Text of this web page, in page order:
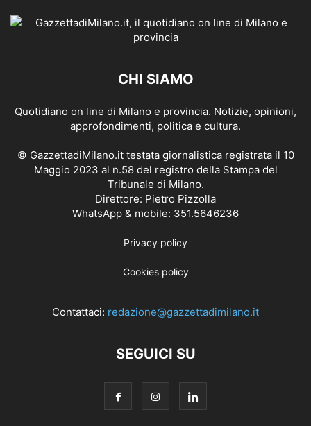
CHI SIAMO
Quotidiano on line di Milano e provincia. Notizie, opinioni,
approfondimenti, politica e cultura.
© GazzettadiMilano.it testata giornalistica registrata il 10
Maggio 2023 al n.58 del registro della Stampa del
Tribunale di Milano.
Direttore: Pietro Pizzolla
WhatsApp & mobile: 351.5646236
Privacy policy
Cookies policy
Contattaci: redazione@gazzettadimilano.it
SEGUICI SU